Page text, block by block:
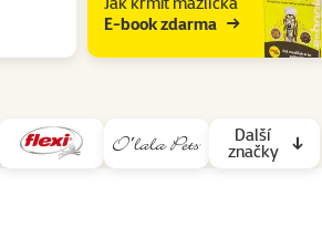
E-book zdarma
Další
značky